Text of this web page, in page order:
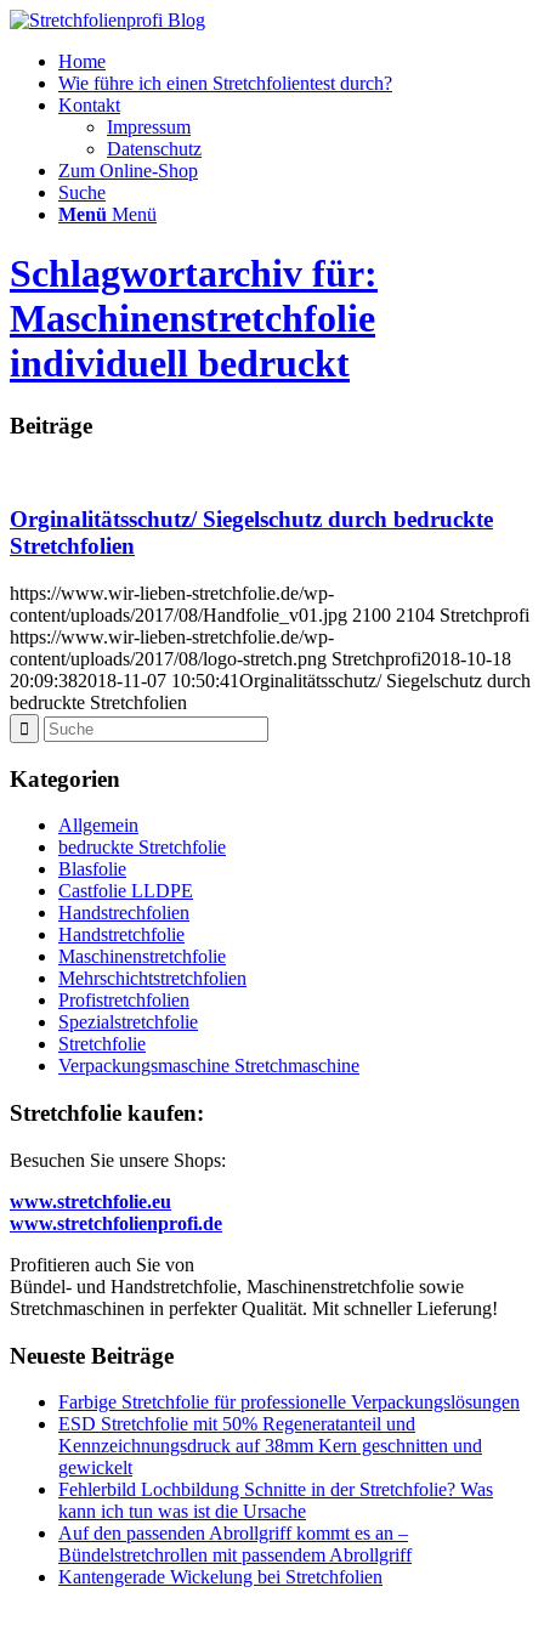
Home
Wie führe ich einen Stretchfolientest durch?
Kontakt
Impressum
Datenschutz
Zum Online-Shop
Suche
Menü Menü
Schlagwortarchiv für:
Maschinenstretchfolie
individuell bedruckt
Beiträge
Orginalitätsschutz/ Siegelschutz durch bedruckte
Stretchfolien
https://www.wir-lieben-stretchfolie.de/wp-
content/uploads/2017/08/Handfolie_v01.jpg 2100 2104 Stretchprofi
https://www.wir-lieben-stretchfolie.de/wp-
content/uploads/2017/08/logo-stretch.png Stretchprofi2018-10-18
20:09:382018-11-07 10:50:41Orginalitätsschutz/ Siegelschutz durch
bedruckte Stretchfolien
Kategorien
Allgemein
bedruckte Stretchfolie
Blasfolie
Castfolie LLDPE
Handstrechfolien
Handstretchfolie
Maschinenstretchfolie
Mehrschichtstretchfolien
Profistretchfolien
Spezialstretchfolie
Stretchfolie
Verpackungsmaschine Stretchmaschine
Stretchfolie kaufen:
Besuchen Sie unsere Shops:
www.stretchfolie.eu
www.stretchfolienprofi.de
Profitieren auch Sie von
Bündel- und Handstretchfolie, Maschinenstretchfolie sowie
Stretchmaschinen in perfekter Qualität. Mit schneller Lieferung!
Neueste Beiträge
Farbige Stretchfolie für professionelle Verpackungslösungen
ESD Stretchfolie mit 50% Regeneratanteil und
Kennzeichnungsdruck auf 38mm Kern geschnitten und
gewickelt
Fehlerbild Lochbildung Schnitte in der Stretchfolie? Was
kann ich tun was ist die Ursache
Auf den passenden Abrollgriff kommt es an –
Bündelstretchrollen mit passendem Abrollgriff
Kantengerade Wickelung bei Stretchfolien